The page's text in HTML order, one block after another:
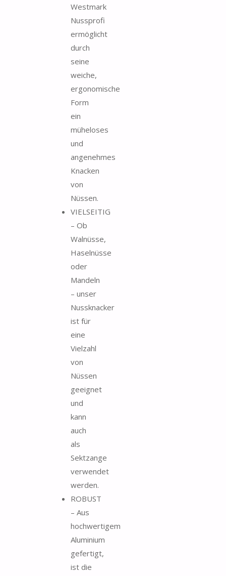
Westmark
Nussprofi
ermöglicht
durch
seine
weiche,
ergonomische
Form
ein
müheloses
und
angenehmes
Knacken
von
Nüssen.
VIELSEITIG
– Ob
Walnüsse,
Haselnüsse
oder
Mandeln
– unser
Nussknacker
ist für
eine
Vielzahl
von
Nüssen
geeignet
und
kann
auch
als
Sektzange
verwendet
werden.
ROBUST
– Aus
hochwertigem
Aluminium
gefertigt,
ist die